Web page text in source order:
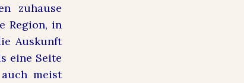
zuhause
Region, in
Auskunft
eine Seite
meist